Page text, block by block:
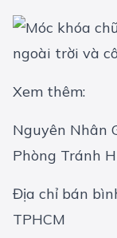
Xem thêm:
Nguyên Nhân
Phòng Tránh
Địa chỉ bán
TPHCM